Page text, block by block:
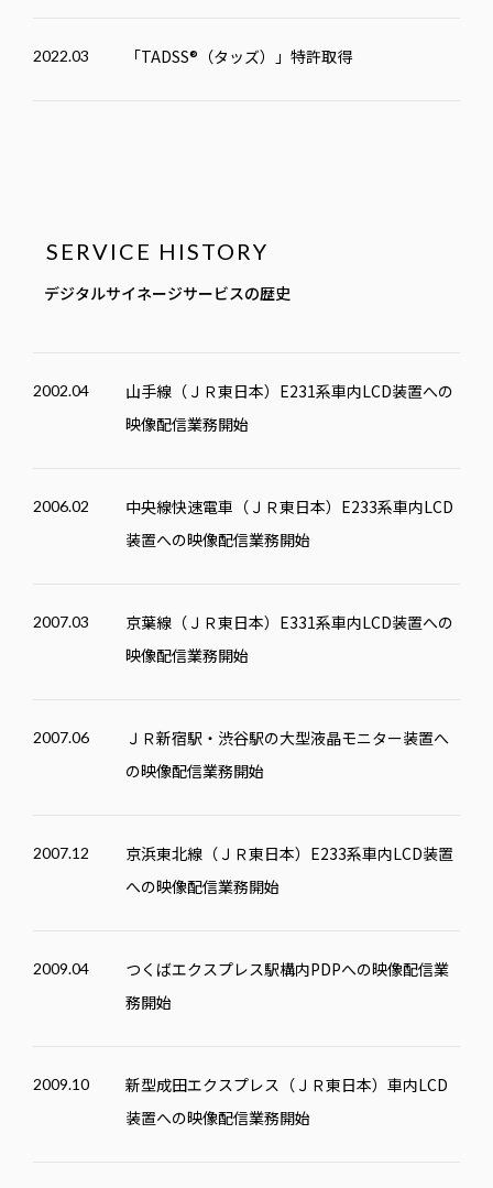
2022.03 「TADSS®（タッズ）」特許取得
デジタルサイネージサービスの歴史
2002.04
山手線（ＪＲ東日本）E231系車内LCD装置への
映像配信業務開始
2006.02
中央線快速電車（ＪＲ東日本）E233系車内LCD
装置への映像配信業務開始
2007.03
京葉線（ＪＲ東日本）E331系車内LCD装置への
映像配信業務開始
2007.06
ＪＲ新宿駅・渋谷駅の大型液晶モニター装置へ
の映像配信業務開始
2007.12
京浜東北線（ＪＲ東日本）E233系車内LCD装置
への映像配信業務開始
2009.04
つくばエクスプレス駅構内PDPへの映像配信業
務開始
2009.10
新型成田エクスプレス（ＪＲ東日本）車内LCD
装置への映像配信業務開始